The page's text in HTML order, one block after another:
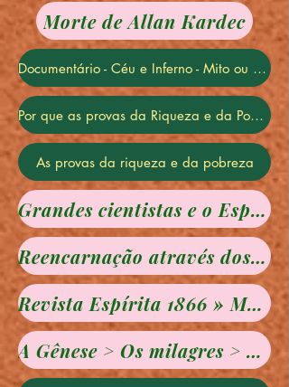
Morte de Allan Kardec
Documentário - Céu e Inferno - Mito ou Realidade? - Rossandro, Haroldo, Severino e Saulo
Por que as provas da Riqueza e da Pobreza? Eveyn Freire
As provas da riqueza e da pobreza
Grandes cientistas e o Espiritismo
Reencarnação através dos tempos
Revista Espírita 1866 » Maio » Uma ressurreição
A Gênese > Os milagres > Capítulo XIV - Os fluidos > II. Explicação de alguns fenômenos considerados sobrenaturais